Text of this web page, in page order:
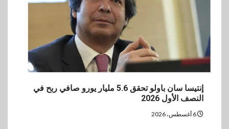
إنتيسا سان باولو تحقق 5.6 مليار يورو صافي ربح في
النصف الأول 2026